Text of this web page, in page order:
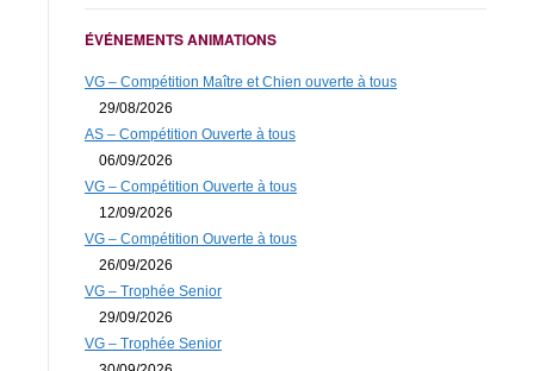
ÉVÉNEMENTS ANIMATIONS
VG – Compétition Maître et Chien ouverte à tous
29/08/2026
AS – Compétition Ouverte à tous
06/09/2026
VG – Compétition Ouverte à tous
12/09/2026
VG – Compétition Ouverte à tous
26/09/2026
VG – Trophée Senior
29/09/2026
VG – Trophée Senior